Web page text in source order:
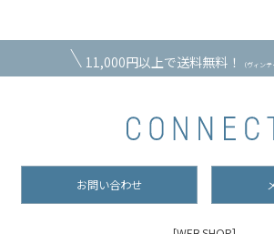
11,000円以上で送料無料！ （ヴィン
お問い合わせ